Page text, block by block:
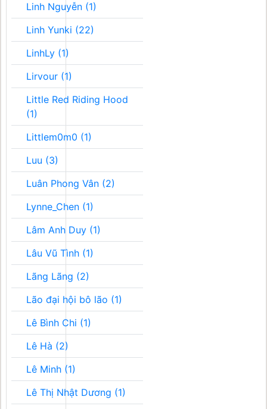
Linh Nguyễn (1)
Linh Yunki (22)
LinhLy (1)
Lirvour (1)
Little Red Riding Hood
(1)
Littlem0m0 (1)
Luu (3)
Luân Phong Vân (2)
Lynne_Chen (1)
Lâm Anh Duy (1)
Lâu Vũ Tình (1)
Lãng Lãng (2)
Lão đại hội bô lão (1)
Lê Bình Chi (1)
Lê Hà (2)
Lê Minh (1)
Lê Thị Nhật Dương (1)